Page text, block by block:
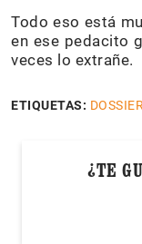
Todo eso está
en ese pedacito
veces lo extrañe.
ETIQUETAS: DOSSIER
¿TE